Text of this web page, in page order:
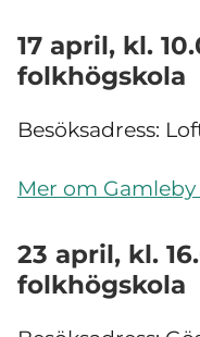
17 april, kl.
folkhögskola
Besöksadress:
Mer om
23 april, kl.
folkhögskola